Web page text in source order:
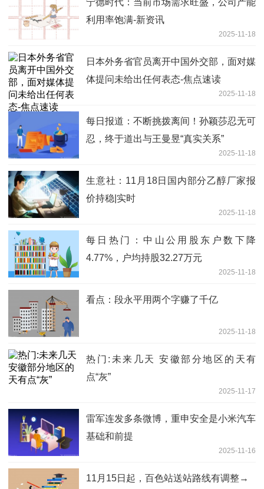
宁德时代：当前市场需求旺盛，公司产能
利用率饱满-新资讯
2025-11-18
日本外务省官员离开中国外交部，面对媒
体提问未给出任何表态-焦点速读
2025-11-18
每日报道：不断挑拨离间！孙颖莎忍无可
忍，终于道出与王曼昱“真实关系”
2025-11-18
生意社：11月18日国内部分乙醇厂家报
价持稳|实时
2025-11-18
每日热门：中山公用股东户数下降
4.77%，户均持股32.27万元
2025-11-18
看点：段永平用两个字赚了千亿
2025-11-18
热门:未来几天 安徽部分地区的天有
点“灰”
2025-11-17
雷军连发多条微博，重申安全是小米汽车
基础和前提
2025-11-16
11月15日起，百色站送站路线有调整→